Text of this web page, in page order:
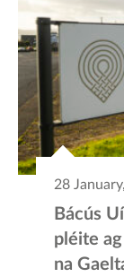
28
Bácús
pléite
na